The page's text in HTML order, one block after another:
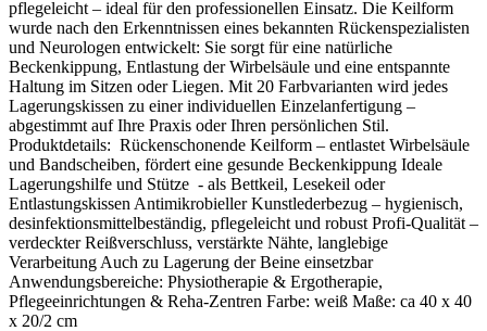
pflegeleicht – ideal für den professionellen Einsatz. Die Keilform
wurde nach den Erkenntnissen eines bekannten Rückenspezialisten
und Neurologen entwickelt: Sie sorgt für eine natürliche
Beckenkippung, Entlastung der Wirbelsäule und eine entspannte
Haltung im Sitzen oder Liegen. Mit 20 Farbvarianten wird jedes
Lagerungskissen zu einer individuellen Einzelanfertigung –
abgestimmt auf Ihre Praxis oder Ihren persönlichen Stil.
Produktdetails: Rückenschonende Keilform – entlastet Wirbelsäule
und Bandscheiben, fördert eine gesunde Beckenkippung Ideale
Lagerungshilfe und Stütze - als Bettkeil, Lesekeil oder
Entlastungskissen Antimikrobieller Kunstlederbezug – hygienisch,
desinfektionsmittelbeständig, pflegeleicht und robust Profi-Qualität –
verdeckter Reißverschluss, verstärkte Nähte, langlebige
Verarbeitung Auch zu Lagerung der Beine einsetzbar
Anwendungsbereiche: Physiotherapie & Ergotherapie,
Pflegeeinrichtungen & Reha-Zentren Farbe: weiß Maße: ca 40 x 40
x 20/2 cm